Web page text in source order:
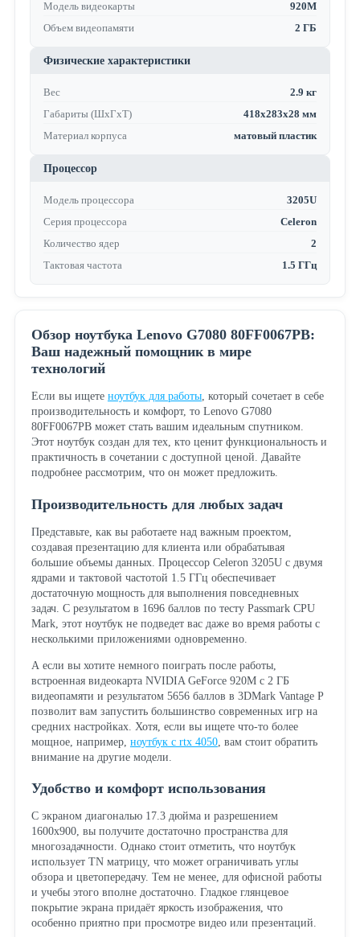
Модель видеокарты
920M
Объем видеопамяти
2 ГБ
Физические характеристики
Вес
2.9 кг
Габариты (ШхГхТ)
418х283х28 мм
Материал корпуса
матовый пластик
Процессор
Модель процессора
3205U
Серия процессора
Celeron
Количество ядер
2
Тактовая частота
1.5 ГГц
Обзор ноутбука Lenovo G7080 80FF0067PB:
Ваш надежный помощник в мире
технологий
Если вы ищете ноутбук для работы, который сочетает в себе
производительность и комфорт, то Lenovo G7080
80FF0067PB может стать вашим идеальным спутником.
Этот ноутбук создан для тех, кто ценит функциональность и
практичность в сочетании с доступной ценой. Давайте
подробнее рассмотрим, что он может предложить.
Производительность для любых задач
Представьте, как вы работаете над важным проектом,
создавая презентацию для клиента или обрабатывая
большие объемы данных. Процессор Celeron 3205U с двумя
ядрами и тактовой частотой 1.5 ГГц обеспечивает
достаточную мощность для выполнения повседневных
задач. С результатом в 1696 баллов по тесту Passmark CPU
Mark, этот ноутбук не подведет вас даже во время работы с
несколькими приложениями одновременно.
А если вы хотите немного поиграть после работы,
встроенная видеокарта NVIDIA GeForce 920M с 2 ГБ
видеопамяти и результатом 5656 баллов в 3DMark Vantage P
позволит вам запустить большинство современных игр на
средних настройках. Хотя, если вы ищете что-то более
мощное, например, ноутбук с rtx 4050, вам стоит обратить
внимание на другие модели.
Удобство и комфорт использования
С экраном диагональю 17.3 дюйма и разрешением
1600x900, вы получите достаточно пространства для
многозадачности. Однако стоит отметить, что ноутбук
использует TN матрицу, что может ограничивать углы
обзора и цветопередачу. Тем не менее, для офисной работы
и учебы этого вполне достаточно. Гладкое глянцевое
покрытие экрана придаёт яркость изображения, что
особенно приятно при просмотре видео или презентаций.